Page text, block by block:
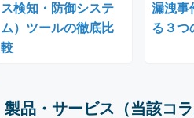
ス検知・防御システ
ム）ツールの徹底比
較
漏洩事
る３つ
製品・サービス（当該コ